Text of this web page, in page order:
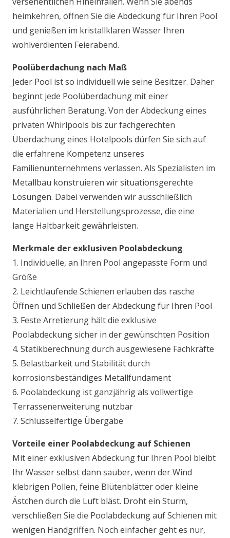
heimkehren, öffnen Sie die Abdeckung für Ihren Pool
und genießen im kristallklaren Wasser Ihren
wohlverdienten Feierabend.
Poolüberdachung nach Maß
Jeder Pool ist so individuell wie seine Besitzer. Daher
beginnt jede Poolüberdachung mit einer
ausführlichen Beratung. Von der Abdeckung eines
privaten Whirlpools bis zur fachgerechten
Überdachung eines Hotelpools dürfen Sie sich auf
die erfahrene Kompetenz unseres
Familienunternehmens verlassen. Als Spezialisten im
Metallbau konstruieren wir situationsgerechte
Lösungen. Dabei verwenden wir ausschließlich
Materialien und Herstellungsprozesse, die eine
lange Haltbarkeit gewährleisten.
Merkmale der exklusiven Poolabdeckung
1. Individuelle, an Ihren Pool angepasste Form und
Größe
2. Leichtlaufende Schienen erlauben das rasche
Öffnen und Schließen der Abdeckung für Ihren Pool
3. Feste Arretierung hält die exklusive
Poolabdeckung sicher in der gewünschten Position
4. Statikberechnung durch ausgewiesene Fachkräfte
5. Belastbarkeit und Stabilität durch
korrosionsbeständiges Metallfundament
6. Poolabdeckung ist ganzjährig als vollwertige
Terrassenerweiterung nutzbar
7. Schlüsselfertige Übergabe
Vorteile einer Poolabdeckung auf Schienen
Mit einer exklusiven Abdeckung für Ihren Pool bleibt
Ihr Wasser selbst dann sauber, wenn der Wind
klebrigen Pollen, feine Blütenblätter oder kleine
Ästchen durch die Luft bläst. Droht ein Sturm,
verschließen Sie die Poolabdeckung auf Schienen mit
wenigen Handgriffen. Noch einfacher geht es nur,